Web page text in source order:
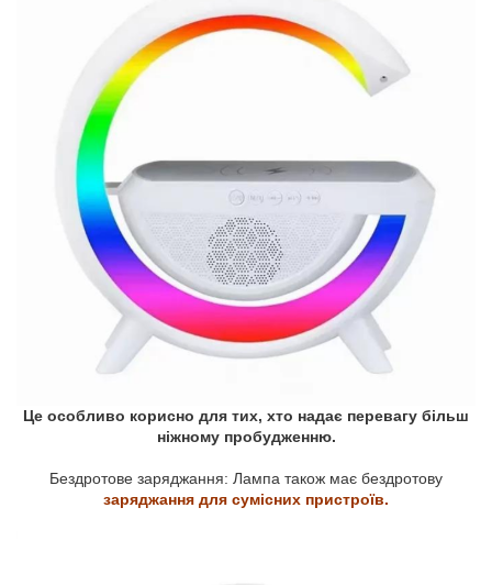
Це особливо корисно для тих, хто надає перевагу більш
ніжному пробудженню.
Бездротове заряджання: Лампа також має бездротову
заряджання для сумісних пристроїв.